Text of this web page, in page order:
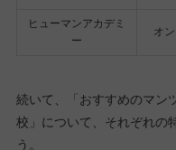
ヒューマンアカデミ
ー
オ
続いて、「おすすめのマン
校」について、それぞれの
う。